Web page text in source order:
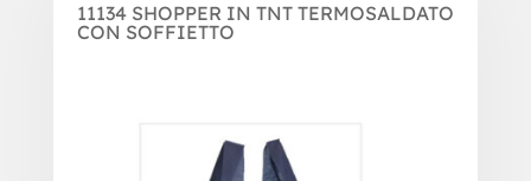
11134 SHOPPER IN TNT TERMOSALDATO
CON SOFFIETTO